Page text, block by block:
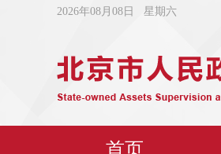
2026年08月08日 星期六
首页